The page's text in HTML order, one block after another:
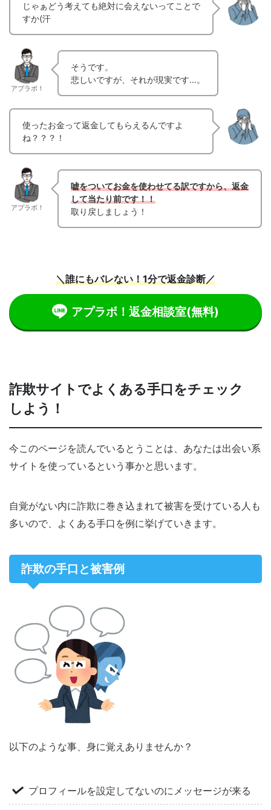
じゃぁどう考えても絶対に会えないってことで
すか(汗
アプラボ！
そうです。
悲しいですが、それが現実です…。
使ったお金って返金してもらえるんですよ
ね？？？！
アプラボ！
嘘をついてお金を使わせてる訳ですから、返金
して当たり前です！！
取り戻しましょう！
＼誰にもバレない！1分で返金診断／
アプラボ！返金相談室(無料)
詐欺サイトでよくある手口をチェック
しよう！
今このページを読んでいるとうことは、あなたは出会い系
サイトを使っているという事かと思います。
自覚がない内に詐欺に巻き込まれて被害を受けている人も
多いので、よくある手口を例に挙げていきます。
詐欺の手口と被害例
以下のような事、身に覚えありませんか？
プロフィールを設定してないのにメッセージが来る